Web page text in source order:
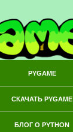
PYGAME
СКАЧАТЬ PYGAME
БЛОГ О PYTHON